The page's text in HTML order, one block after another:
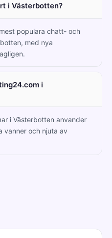
i Västerbotten?
populara chatt- och
med nya
i
i Västerbotten anvander
vanner och njuta av